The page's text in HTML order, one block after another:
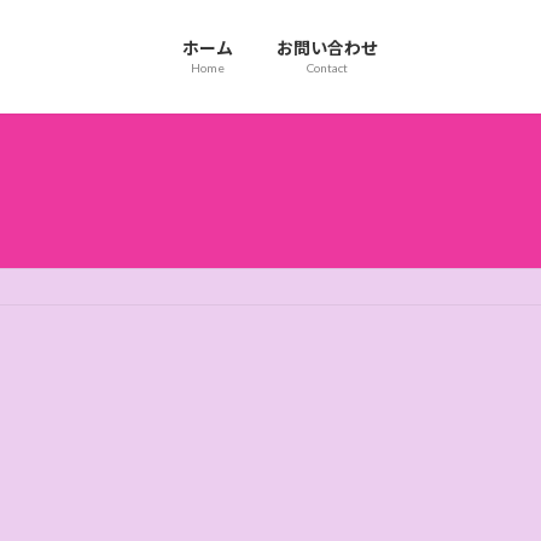
ホーム
Home
お問い合わせ
Contact